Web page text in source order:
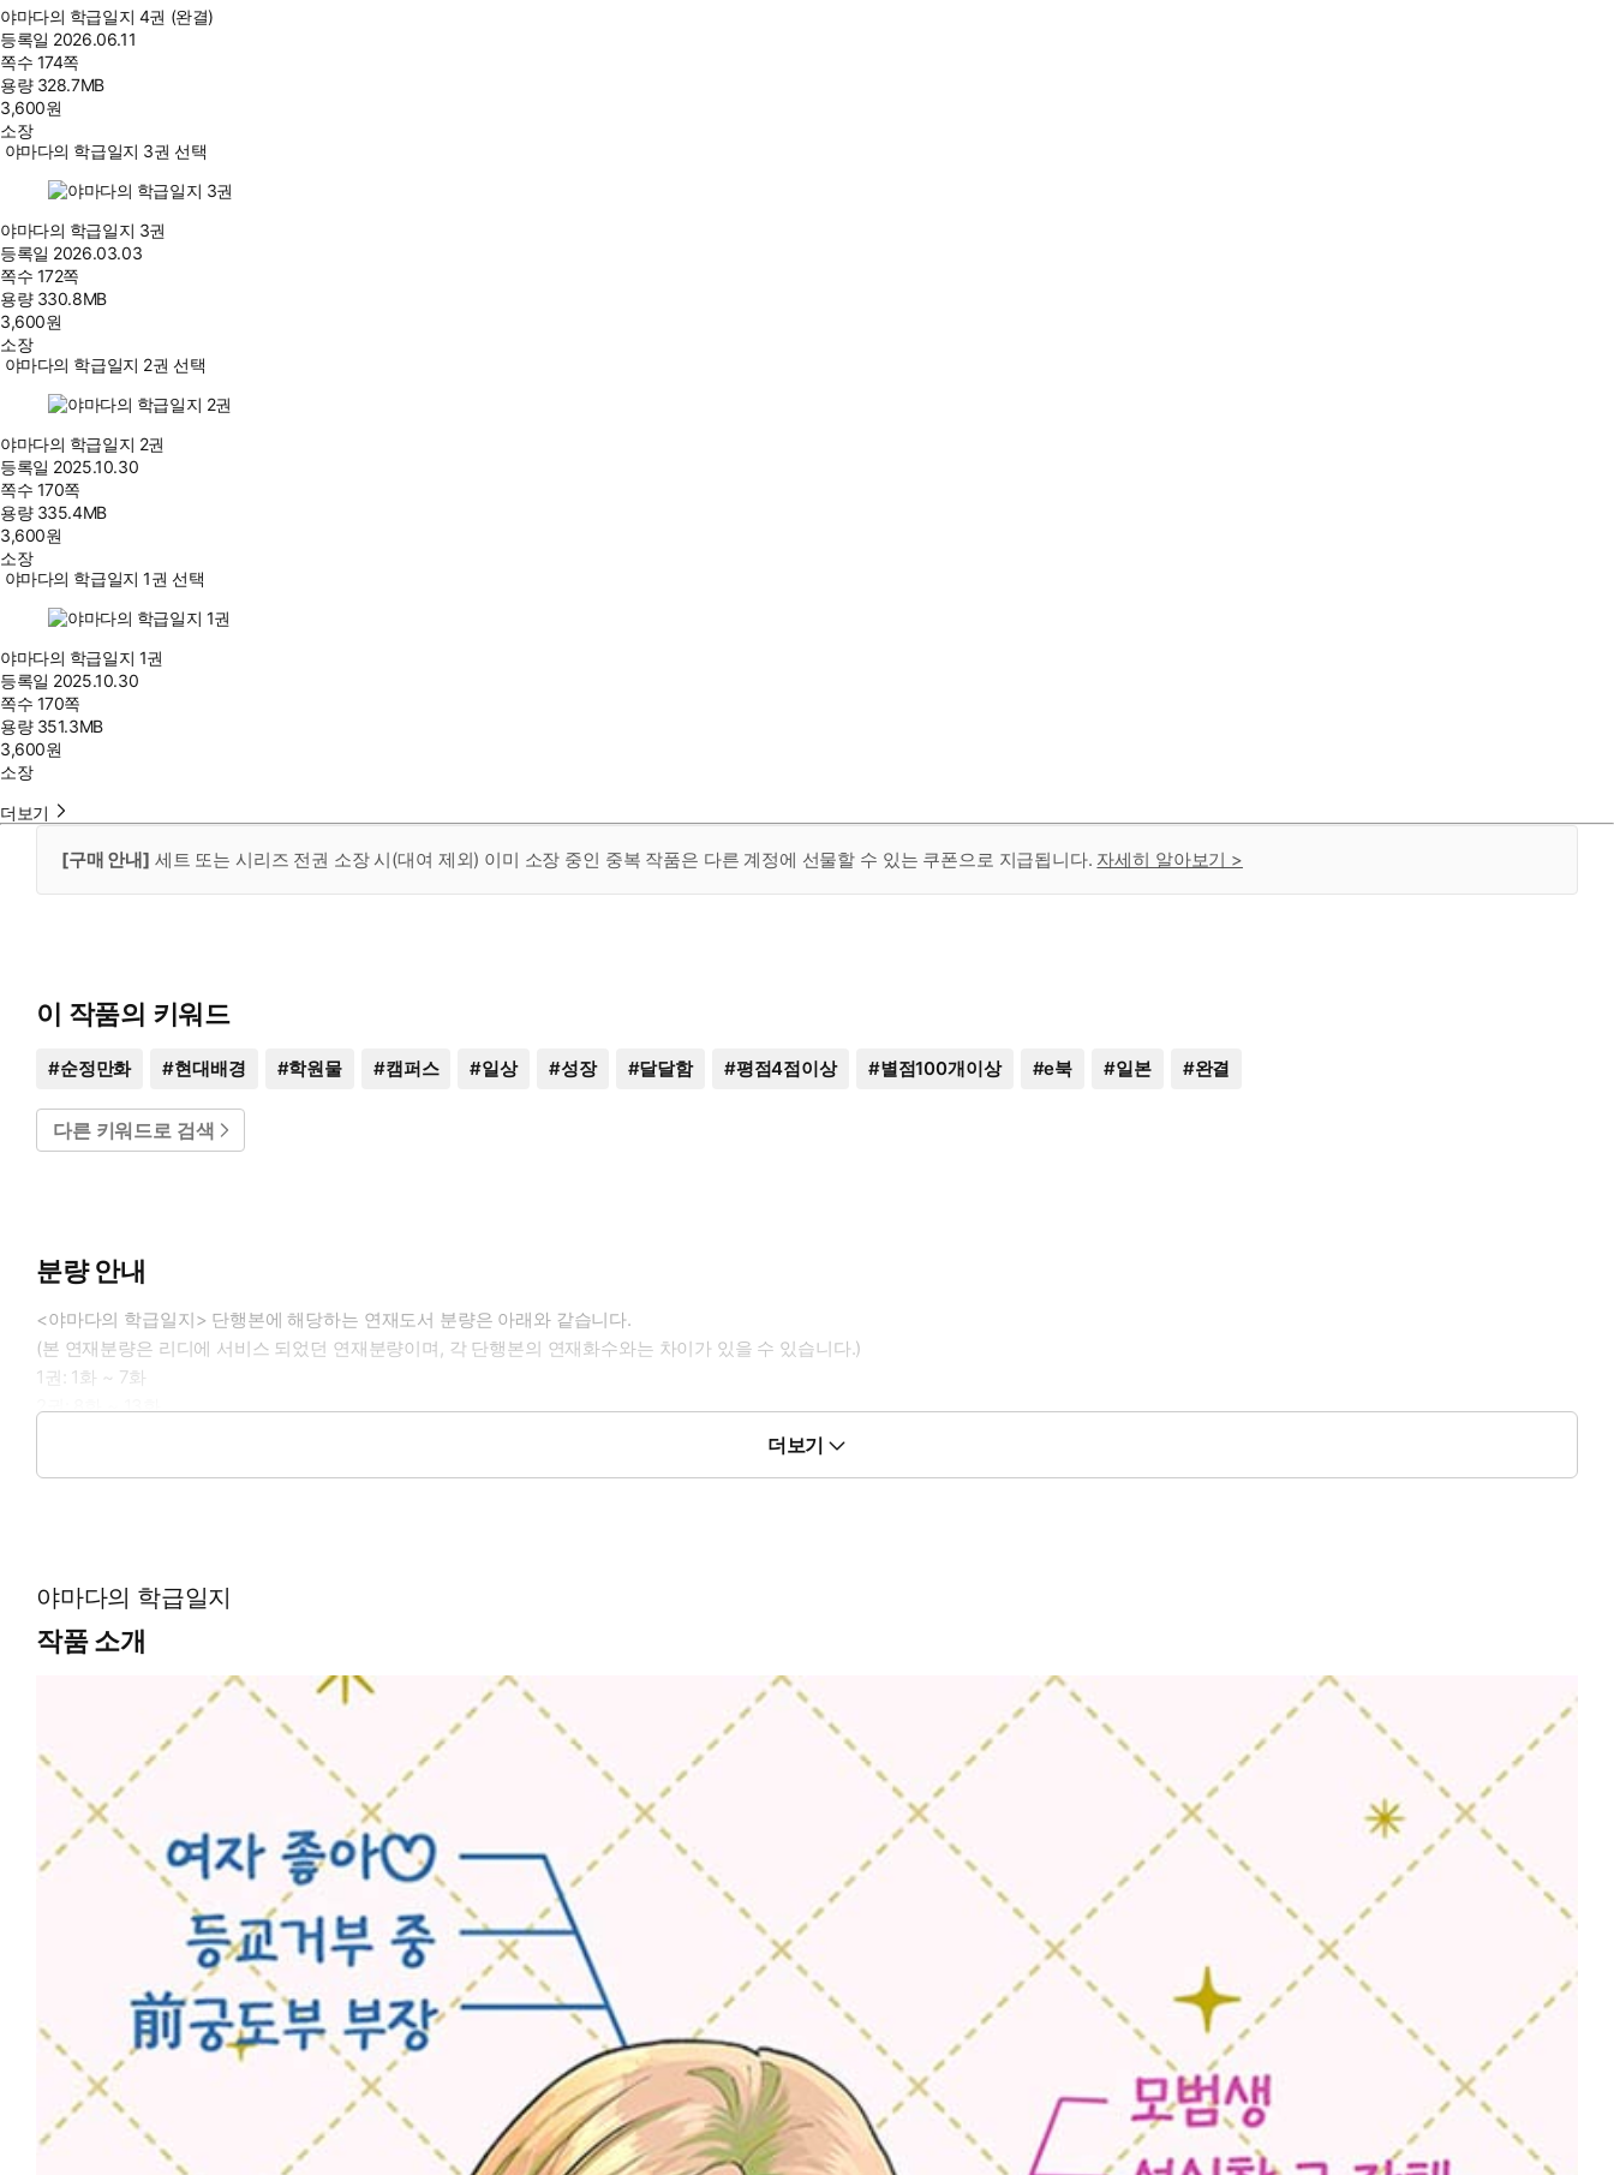
야마다의 학급일지 4권 (완결)
등록일 2026.06.11
쪽수 174쪽
용량 328.7MB
3,600원
소장
야마다의 학급일지 3권 선택
야마다의 학급일지 3권
등록일 2026.03.03
쪽수 172쪽
용량 330.8MB
3,600원
소장
야마다의 학급일지 2권 선택
야마다의 학급일지 2권
등록일 2025.10.30
쪽수 170쪽
용량 335.4MB
3,600원
소장
야마다의 학급일지 1권 선택
야마다의 학급일지 1권
등록일 2025.10.30
쪽수 170쪽
용량 351.3MB
3,600원
소장
더보기
[구매 안내] 세트 또는 시리즈 전권 소장 시(대여 제외) 이미 소장 중인 중복 작품은 다른 계정에 선물할 수 있는 쿠폰으로 지급됩니다. 자세히 알아보기 >
이 작품의 키워드
#순정만화 #현대배경 #학원물 #캠퍼스 #일상 #성장 #달달함 #평점4점이상 #별점100개이상 #e북 #일본 #완결
다른 키워드로 검색
분량 안내
<야마다의 학급일지> 단행본에 해당하는 연재도서 분량은 아래와 같습니다.
(본 연재분량은 리디에 서비스 되었던 연재분량이며, 각 단행본의 연재화수와는 차이가 있을 수 있습니다.)
1권: 1화 ~ 7화
2권: 8화 ~ 13화
더보기
야마다의 학급일지
작품 소개